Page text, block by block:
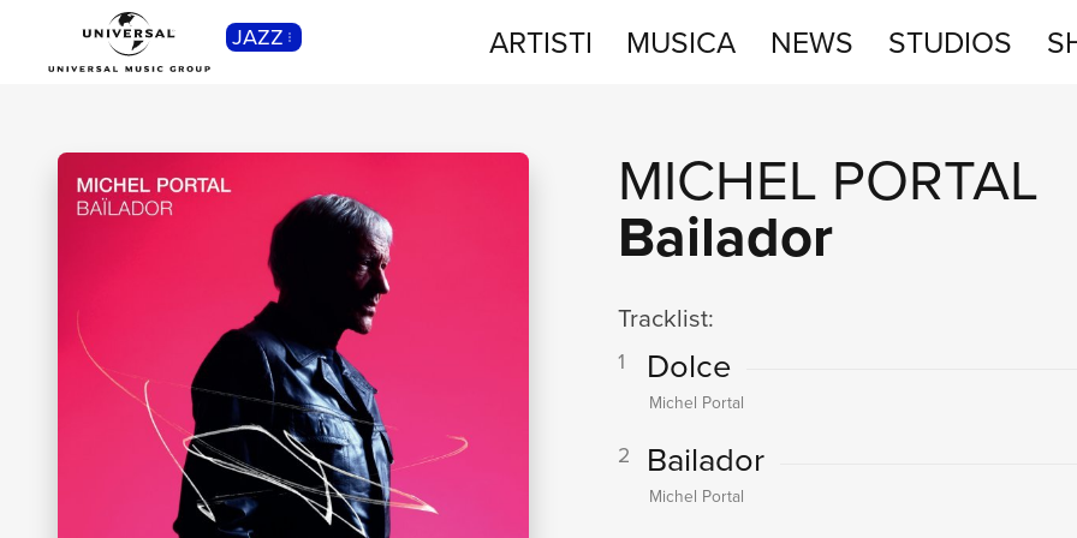
JAZZ ARTISTI MUSICA NEWS STUDIOS
MICHEL PORTAL
Bailador
Tracklist:
1 Dolce
Michel Portal
2 Bailador
Michel Portal
CLASSICA
SHOP